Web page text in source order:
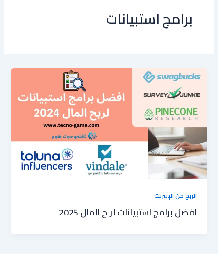
برامج استبيانات
الربح من الإنترنت
افضل برامج استبيانات لربح المال 2025